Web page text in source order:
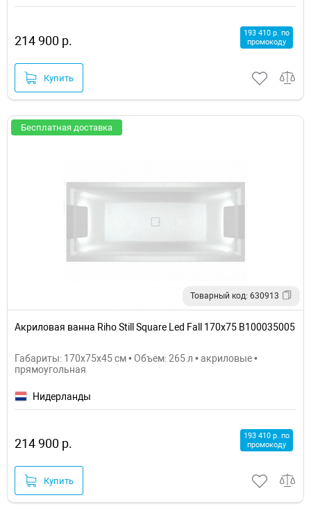
214 900 р.
193 410 р. по
промокоду
Купить
Бесплатная доставка
Товарный код: 630913
Акриловая ванна Riho Still Square Led Fall 170х75 B100035005
Габариты: 170x75x45 см • Объем: 265 л • акриловые •
прямоугольная
Нидерланды
214 900 р.
193 410 р. по
промокоду
Купить